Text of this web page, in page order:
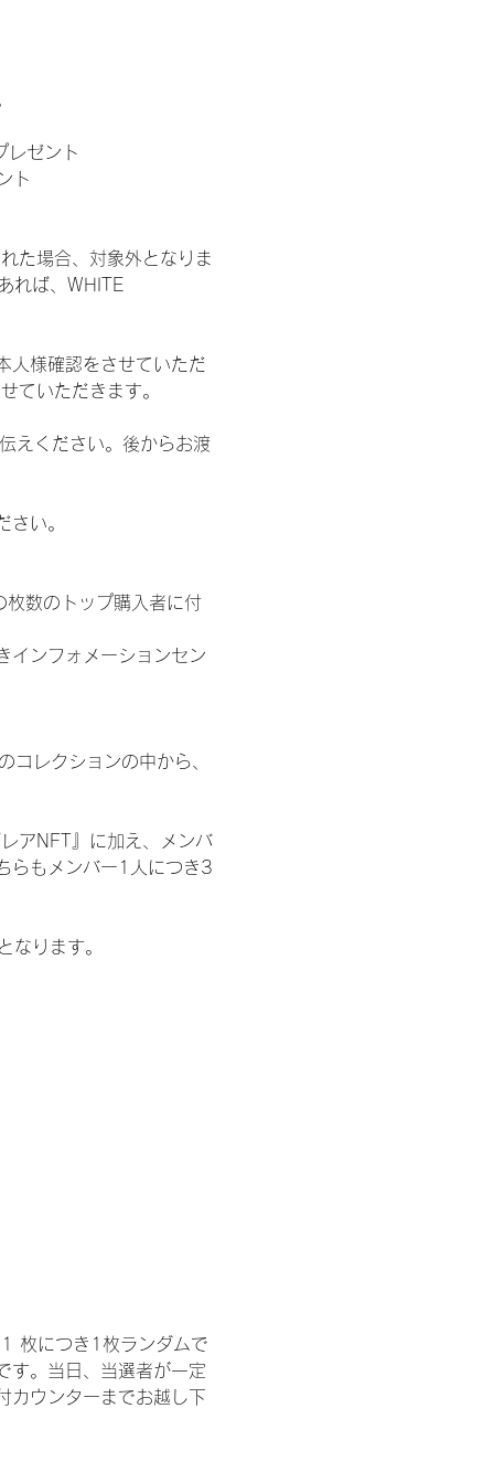
レゼント
ト
た場合、対象外となりま
れば、WHITE
人様確認をさせていただ
ていただきます。
えください。後からお渡
い。
数のトップ購入者に付
インフォメーションセン
レクションの中から、
アNFT』に加え、メンバ
らもメンバー1人につき3
なります。
枚につき1枚ランダムで
す。当日、当選者が一定
カウンターまでお越し下